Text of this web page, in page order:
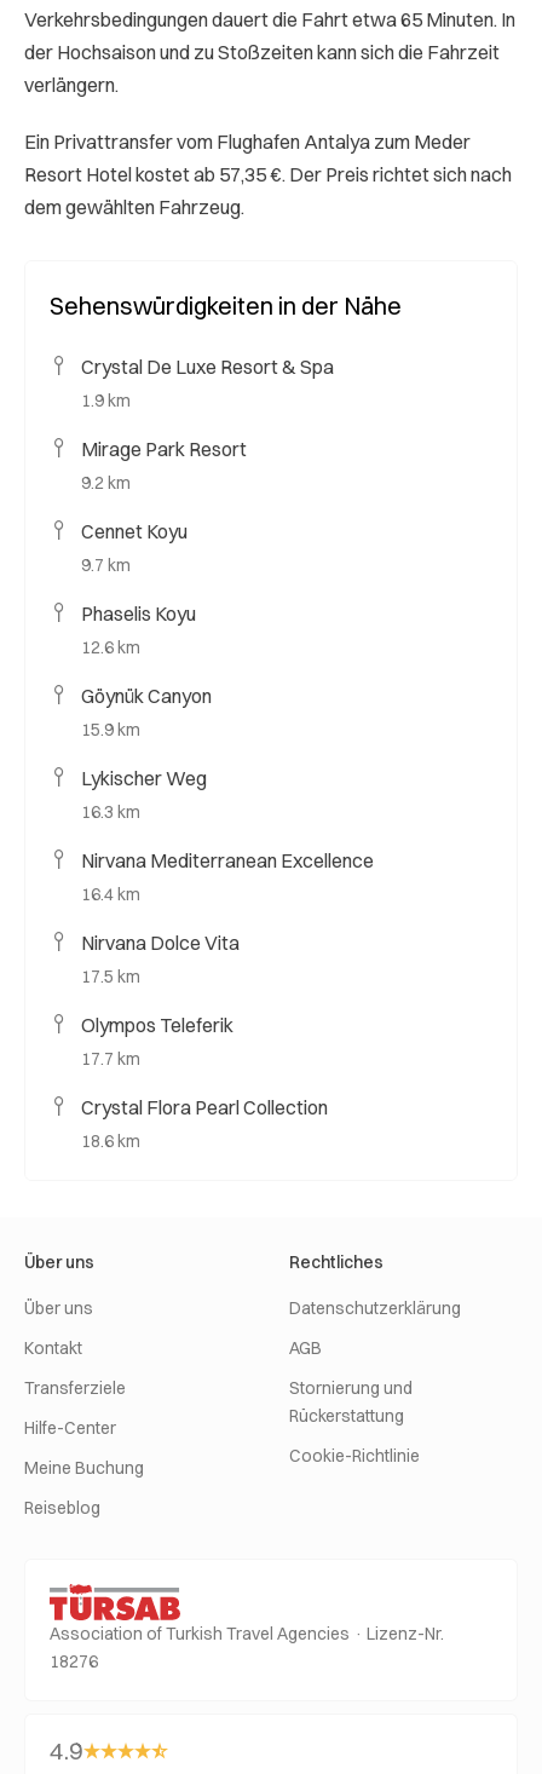
Verkehrsbedingungen dauert die Fahrt etwa 65 Minuten. In
der Hochsaison und zu Stoßzeiten kann sich die Fahrzeit
verlängern.
Ein Privattransfer vom Flughafen Antalya zum Meder
Resort Hotel kostet ab 57,35 €. Der Preis richtet sich nach
dem gewählten Fahrzeug.
Sehenswürdigkeiten in der Nähe
Crystal De Luxe Resort & Spa
1.9 km
Mirage Park Resort
9.2 km
Cennet Koyu
9.7 km
Phaselis Koyu
12.6 km
Göynük Canyon
15.9 km
Lykischer Weg
16.3 km
Nirvana Mediterranean Excellence
16.4 km
Nirvana Dolce Vita
17.5 km
Olympos Teleferik
17.7 km
Crystal Flora Pearl Collection
18.6 km
Über uns
Über uns
Kontakt
Transferziele
Hilfe-Center
Meine Buchung
Reiseblog
Rechtliches
Datenschutzerklärung
AGB
Stornierung und
Rückerstattung
Cookie-Richtlinie
Association of Turkish Travel Agencies · Lizenz-Nr.
18276
4.9